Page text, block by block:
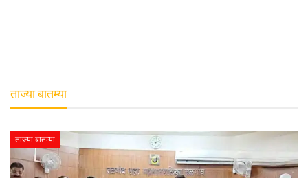
ताज्या बातम्या
ताज्या बातम्या